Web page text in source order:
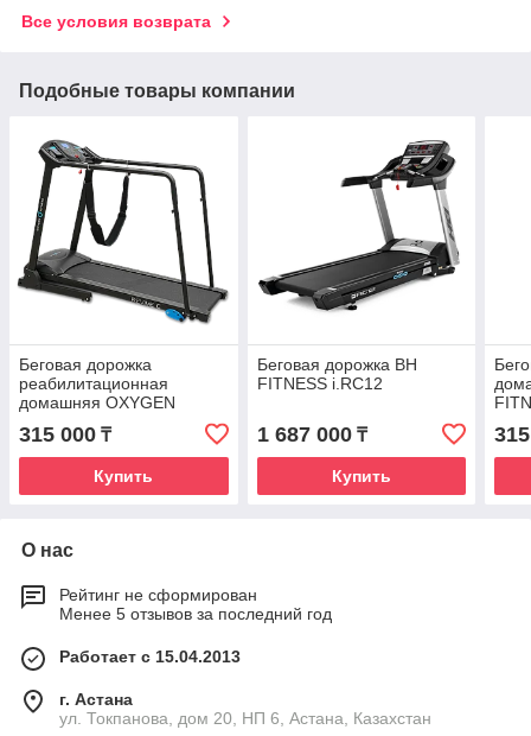
Все условия возврата
Подобные товары компании
Беговая дорожка
реабилитационная
домашняя OXYGEN
FITNESS REVIVE C
315 000 ₸
Купить
Беговая дорожка BH
FITNESS i.RC12
1 687 000₸
Купить
О нас
Рейтинг не сформирован
Менее 5 отзывов за последний год
Работает с 15.04.2013
г. Астана
ул. Токпанова, дом 20, НП 6, Астана, Казахстан